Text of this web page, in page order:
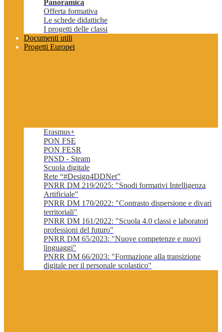
Panoramica
Offerta formativa
Le schede didattiche
I progetti delle classi
Documenti utili
Progetti Europei
Erasmus+
PON FSE
PON FESR
PNSD - Steam
Scuola digitale
Rete “#Design4DDNet”
PNRR DM 219/2025: "Snodi formativi Intelligenza
Artificiale"
PNRR DM 170/2022: "Contrasto dispersione e divari
territoriali"
PNRR DM 161/2022: "Scuola 4.0 classi e laboratori
professioni del futuro"
PNRR DM 65/2023: "Nuove competenze e nuovi
linguaggi"
PNRR DM 66/2023: "Formazione alla transizione
digitale per il personale scolastico"